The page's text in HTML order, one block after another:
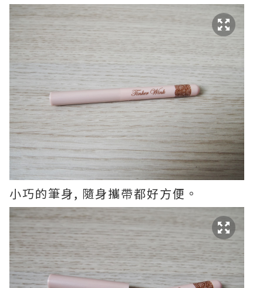
小巧的筆身, 隨身攜帶都好方便。